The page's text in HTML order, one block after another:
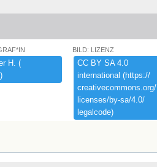
​H.​ ​(​
BILD: LIZENZ
CC ​BY ​SA ​4.​0 ​
international ​(​https:​/​/​
creativecommons.​org/​
licenses/​by-​sa/​4.​0/​
legalcode)​